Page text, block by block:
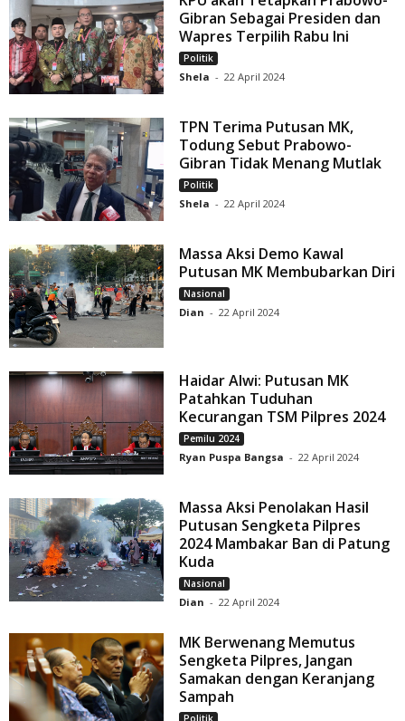
Gibran Sebagai Presiden dan
Wapres Terpilih Rabu Ini
Politik
Shela - 22 April 2024
TPN Terima Putusan MK,
Todung Sebut Prabowo-
Gibran Tidak Menang Mutlak
Politik
Shela - 22 April 2024
Massa Aksi Demo Kawal
Putusan MK Membubarkan Diri
Nasional
Dian - 22 April 2024
Haidar Alwi: Putusan MK
Patahkan Tuduhan
Kecurangan TSM Pilpres 2024
Pemilu 2024
Ryan Puspa Bangsa - 22 April 2024
Massa Aksi Penolakan Hasil
Putusan Sengketa Pilpres
2024 Mambakar Ban di Patung
Kuda
Nasional
Dian - 22 April 2024
MK Berwenang Memutus
Sengketa Pilpres, Jangan
Samakan dengan Keranjang
Sampah